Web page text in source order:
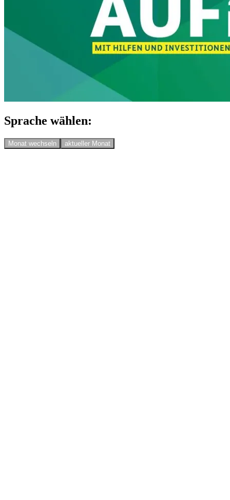
Sprache wählen:
Monat wechseln aktueller Monat